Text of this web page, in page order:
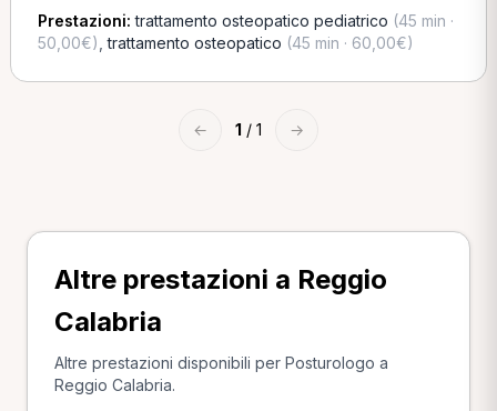
Prestazioni:trattamento osteopatico pediatrico (45 min ·
50,00€) ,trattamento osteopatico (45 min · 60,00€)
← 1 / 1 →
Altre prestazioni a Reggio
Calabria
Altre prestazioni disponibili per Posturologo a
Reggio Calabria.